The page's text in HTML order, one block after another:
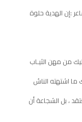
:إن الهدية حلوة
من مهن الثيـاب
اشتهته الناسُ
، بل الشجاعة أن